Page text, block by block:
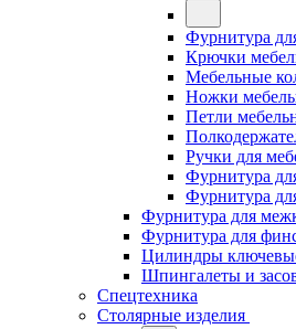
Фурнитура
Крючки
Мебельные
Ножки
Петли
Ручки для
Фурнитура
Фурнитура
Фурнитура для
Фурнитура для
Цилиндры
Шпингалеты и
Спецтехника
Столярные изделия